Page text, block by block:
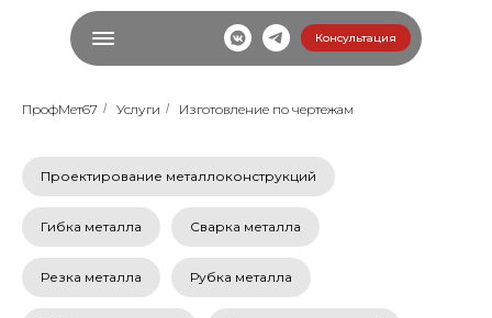
Консультация
ПрофМет67 / Услуги / Изготовление по чертежам
Проектирование металлоконструкций
Гибка металла Сварка металла
Резка металла Рубка металла